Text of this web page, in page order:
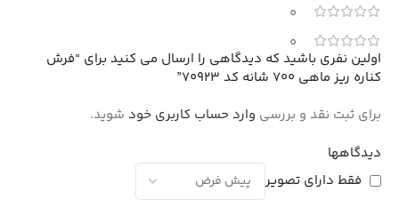
0
0
دیدگاهها
فقط دارای تصویر
اولین نفری باشید که دیدگاهی را ارسال می کنید برای “فرش
کناره ریز ماهی 700 شانه کد 70923”
برای ثبت نقد و بررسی وارد حساب کاربری خود شوید.